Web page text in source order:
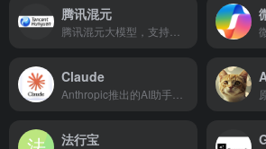
腾讯混元
Claude
法行宝